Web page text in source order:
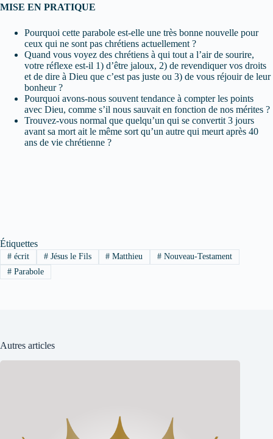
MISE EN PRATIQUE
Pourquoi cette parabole est-elle une très bonne nouvelle pour
ceux qui ne sont pas chrétiens actuellement ?
Quand vous voyez des chrétiens à qui tout a l’air de sourire,
votre réflexe est-il 1) d’être jaloux, 2) de revendiquer vos droits
et de dire à Dieu que c’est pas juste ou 3) de vous réjouir de leur
bonheur ?
Pourquoi avons-nous souvent tendance à compter les points
avec Dieu, comme s’il nous sauvait en fonction de nos mérites ?
Trouvez-vous normal que quelqu’un qui se convertit 3 jours
avant sa mort ait le même sort qu’un autre qui meurt après 40
ans de vie chrétienne ?
Étiquettes
#écrit #Jésus le Fils # Matthieu # Nouveau-Testament
#Parabole
Autres articles